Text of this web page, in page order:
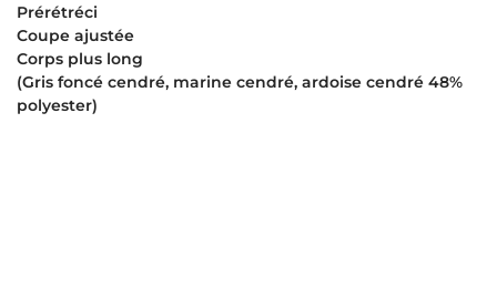
Prérétréci
Coupe ajustée
Corps plus long
(Gris foncé cendré, marine cendré, ardoise cendré 48%
polyester)